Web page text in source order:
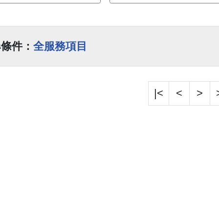
件： 全服務項目
|< < >